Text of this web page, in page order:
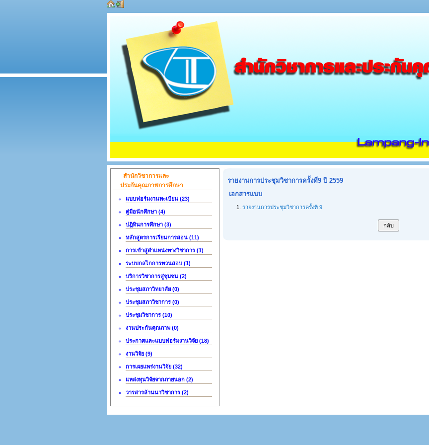
สำนักวิชาการและ
ประกันคุณภาพการศึกษา
แบบฟอร์มงานทะเบียน (23)
คู่มือนักศึกษา (4)
ปฎิทินการศึกษา (3)
หลักสูตรการเรียนการสอน (11)
การเข้าสู่ตำแหน่งทางวิชาการ (1)
ระบบกลไกการทวนสอบ (1)
บริการวิชาการสู่ชุมชน (2)
ประชุมสภาวิทยาลัย (0)
ประชุมสภาวิชาการ (0)
ประชุมวิชาการ (10)
งานประกันคุณภาพ (0)
ประกาศและแบบฟอร์มงานวิจัย (18)
งานวิจัย (9)
การเผยแพร่งานวิจัย (32)
แหล่งทุนวิจัยจากภายนอก (2)
วารสารล้านนาวิชาการ (2)
รายงานการประชุมวิชาการครั้งที่9 ปี 2559
เอกสารแนบ
1. รายงานการประชุมวิชาการครั้งที่ 9